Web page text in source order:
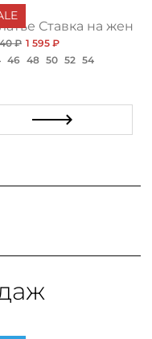
принт
Ставка на
₽ 1 595 ₽
46 48 50 52 54